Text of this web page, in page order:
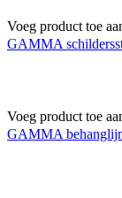
Voeg product toe
GAMMA
Voeg product toe
GAMMA